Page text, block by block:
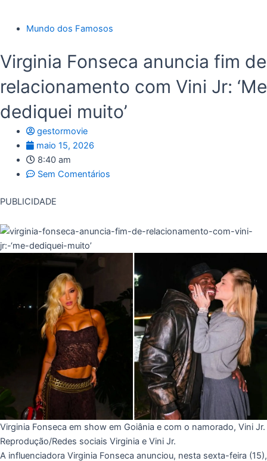
Mundo dos Famosos
Virginia Fonseca anuncia fim de
relacionamento com Vini Jr: ‘Me
dediquei muito’
gestormovie
maio 15, 2026
8:40 am
Sem Comentários
PUBLICIDADE
Virginia Fonseca em show em Goiânia e com o namorado, Vini Jr.
Reprodução/Redes sociais Virginia e Vini Jr.
A influenciadora Virginia Fonseca anunciou, nesta sexta-feira (15),